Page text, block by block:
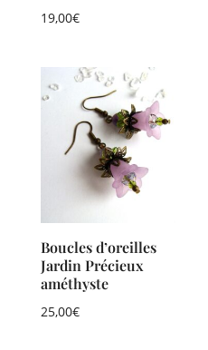
19,00€
Boucles d’oreilles
Jardin Précieux
améthyste
25,00€